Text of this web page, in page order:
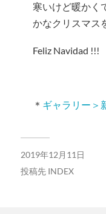
寒いけど暖かく
かなクリスマス
Feliz Navidad
＊ ギャラリー＞
2019年12月11日
投稿先 INDEX